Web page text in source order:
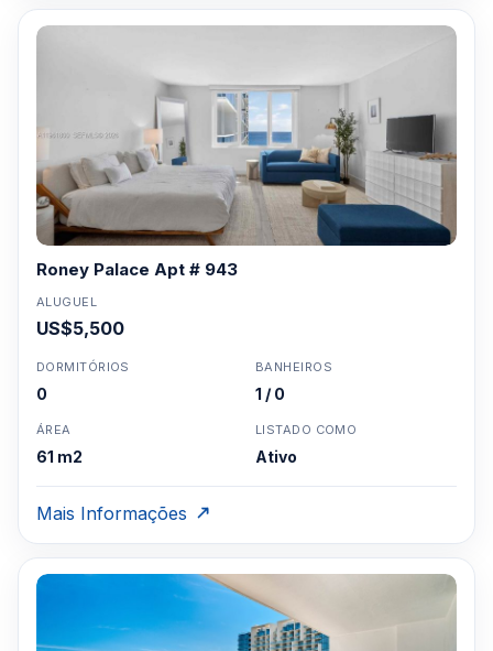
Roney Palace Apt # 943
ALUGUEL
US$5,500
DORMITÓRIOS
0
BANHEIROS
1 / 0
ÁREA
61 m2
LISTADO COMO
Ativo
Mais Informações